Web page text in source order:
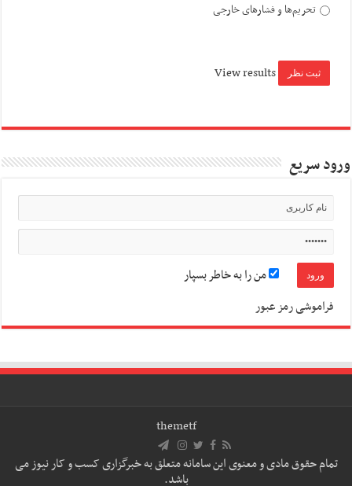
تحریم‌ها و فشارهای خارجی
View results
ورود سریع
من را به خاطر بسپار
فراموشی رمز عبور
themetf
تمام حقوق مادی و معنوی این سامانه متعلق به خبرگزاری کسب و کار نیوز می
باشد.